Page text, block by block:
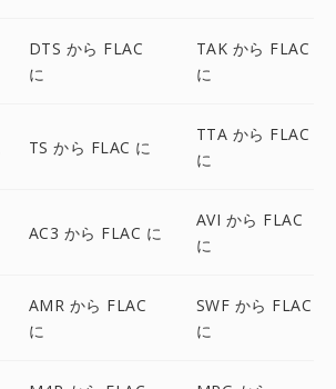
DTS から FLAC
に
TAK から FLAC
に
TS から FLAC に
TTA から FLAC
に
AC3 から FLAC に
AVI から FLAC
に
AMR から FLAC
に
SWF から FLAC
に